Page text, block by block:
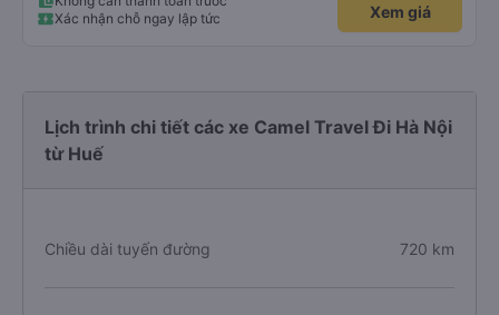
Xác nhận chỗ ngay lập tức
Xem giá
Lịch trình chi tiết các xe Camel Travel Đi Hà Nội
từ Huế
Chiều dài tuyến đường 720 km